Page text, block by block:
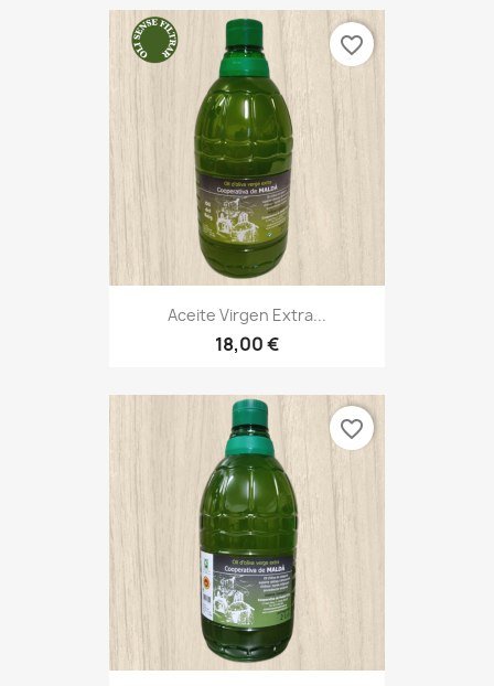
Aceite Virgen Extra...
18,00 €
favorite_border
favorite_border